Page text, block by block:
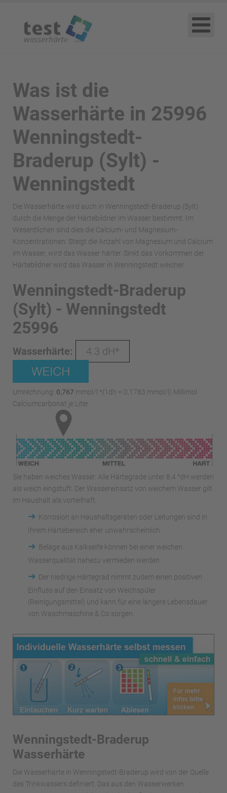
Was ist die
Wasserhärte in 25996
Wenningstedt-
Braderup (Sylt) -
Wenningstedt
Die Wasserhärte wird auch in Wenningstedt-Braderup (Sylt)
durch die Menge der Härtebildner im Wasser bestimmt. Im
Wesentlichen sind dies die Calcium- und Magnesium-
Konzentrationen. Steigt die Anzahl von Magnesium und Calcium
im Wasser, wird das Wasser härter. Sinkt das Vorkommen der
Härtebildner wird das Wasser in Wenningstedt weicher.
Wenningstedt-Braderup
(Sylt) - Wenningstedt
25996
Wasserhärte: 4.3 dH*
Umrechnung: 0,767 mmol/l *(1dh = 0,1783 mmol/l) Millimol
Calciumcarbonat je Liter
Sie haben weiches Wasser. Alle Härtegrade unter 8,4 °dH werden
als weich eingstuft. Der Wassereinsatz von weichem Wasser gilt
im Haushalt als vorteilhaft.
➜ Korrosion an Haushaltsgeräten oder Leitungen sind in
Ihrem Härtebereich eher unwahrscheinlich.
➜ Beläge aus Kalkseife können bei einer weichen
Wasserqualität nahezu vermieden werden.
➜ Der niedrige Härtegrad nimmt zudem einen positiven
Einfluss auf den Einsatz von Weichspüler
(Reinigungsmittel) und kann für eine längere Lebensdauer
von Waschmaschine & Co sorgen.
Wenningstedt-Braderup
Wasserhärte
Die Wasserhärte in Wenningstedt-Braderup wird von der Quelle
des Trinkwassers definiert. Das aus den Wasserwerken